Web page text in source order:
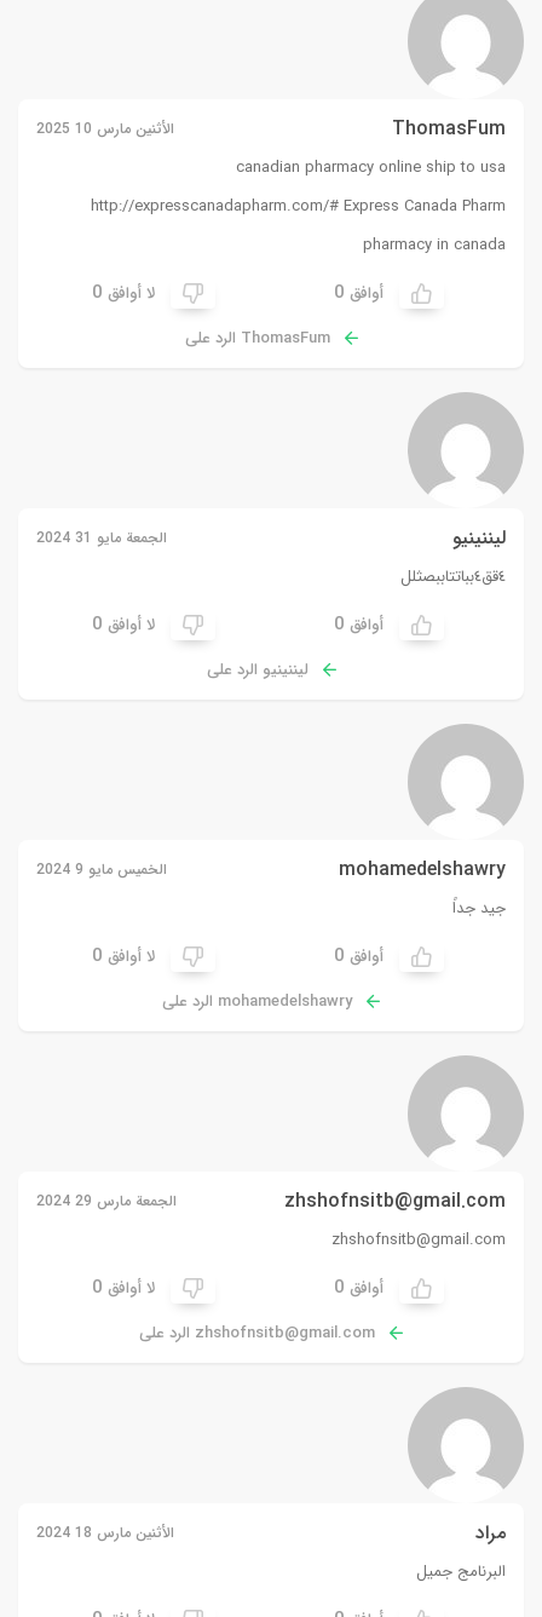
ThomasFum الأثنين مارس 10 2025
canadian pharmacy online ship to usa
http://expresscanadapharm.com/#Express Canada Pharm
pharmacy in canada
أوافق 0 لا أوافق 0
ThomasFum الرد على
ليننينيو الجمعة مايو 31 2024
٤قق٤بباتتاببصثلل
أوافق 0 لا أوافق 0
ليننينيو الرد على
mohamedelshawry الخميس مايو 9 2024
جيد جداً
أوافق 0 لا أوافق 0
mohamedelshawry الرد على
zhshofnsitb@gmail.com الجمعة مارس 29 2024
zhshofnsitb@gmail.com
أوافق 0 لا أوافق 0
zhshofnsitb@gmail.com الرد على
مراد الأثنين مارس 18 2024
البرنامج جميل